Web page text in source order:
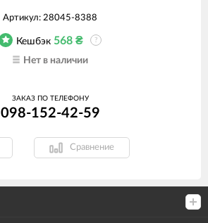
Артикул: 28045-8388
Кешбэк 568 ₴ ?
Нет в наличии
ЗАКАЗ ПО ТЕЛЕФОНУ
098-152-42-59
Сравнение